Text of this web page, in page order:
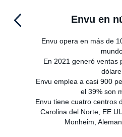
Envu en
Envu opera en más de
En 2021 generó ventas
Envu emplea a casi 900
el 39% son
Envu tiene cuatro centros
Carolina del Norte,
Monheim,